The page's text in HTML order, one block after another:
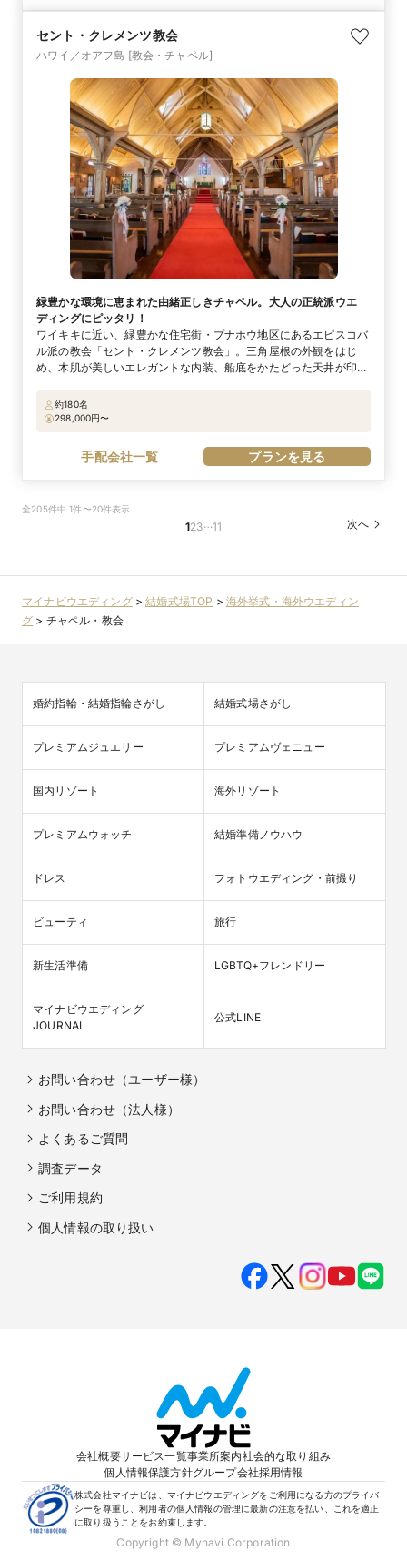
在になります。
セント・クレメンツ教会
ハワイ／オアフ島 [教会・チャペル]
緑豊かな環境に恵まれた由緒正しきチャペル。大人の正統派ウエ
ディングにピッタリ！
ワイキキに近い、緑豊かな住宅街・プナホウ地区にあるエピスコバ
ル派の教会「セント・クレメンツ教会」。三角屋根の外観をはじ
め、木肌が美しいエレガントな内装、船底をかたどった天井が印象
グラスからは、ブルーの光が降り注ぎます。パイプオルガンの荘厳
な音色が響きわたる中、真っ赤なバージンロードを進んでかなえる
を。喧噪を忘れる隠れ家のような場所で挙式をしたい、オシャレな
カップルに◎。
約180名
298,000円〜
手配会社一覧 プランを見る
全205件中 1件〜20件表示
123…11 次へ
マイナビウエディング>結婚式場TOP > 海外挙式・海外ウエディン
グ > チャペル・教会
婚約指輪・結婚指輪さがし 結婚式場さがし
プレミアムジュエリー プレミアムヴェニュー
国内リゾート 海外リゾート
プレミアムウォッチ 結婚準備ノウハウ
ドレス フォトウエディング・前撮り
ビューティ 旅行
新生活準備 LGBTQ+フレンドリー
マイナビウエディング
JOURNAL
公式LINE
お問い合わせ（ユーザー様）
お問い合わせ（法人様）
よくあるご質問
調査データ
ご利用規約
個人情報の取り扱い
会社概要サービス一覧事業所案内社会的な取り組み
個人情報保護方針グループ会社採用情報
株式会社マイナビは、マイナビウエディングをご利用になる方のプライバ
シーを尊重し、利用者の個人情報の管理に最新の注意を払い、これを適正
に取り扱うことをお約束します。
Copyright © Mynavi Corporation